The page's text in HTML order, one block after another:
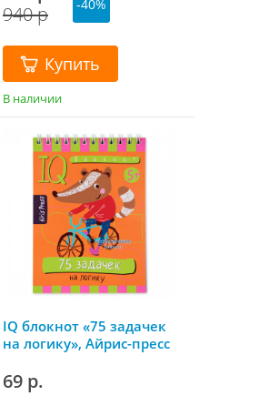
940 р
-40%
Купить
В наличии
IQ блокнот «75 задачек
на логику», Айрис-пресс
69 р.